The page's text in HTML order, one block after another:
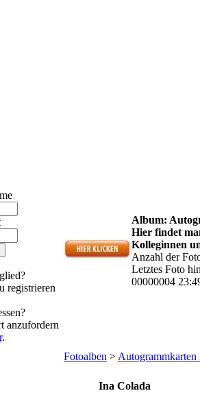
registrieren
anzufordern
.
Album:
Hier findet
Kolleginnen
Anzahl der
Letztes Foto
00000004
Fotoalben > Autogrammkarten
Ina Colada